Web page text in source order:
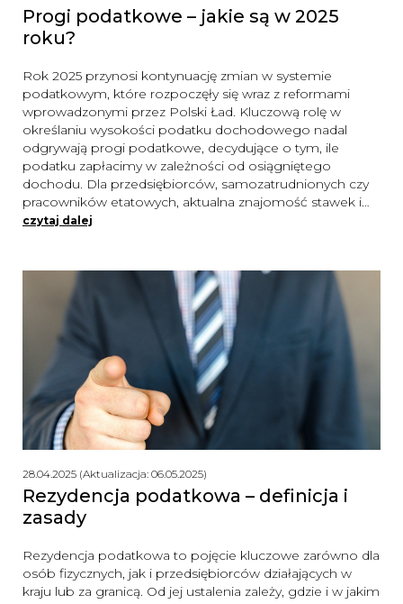
Progi podatkowe – jakie są w 2025
roku?
Rok 2025 przynosi kontynuację zmian w systemie
podatkowym, które rozpoczęły się wraz z reformami
wprowadzonymi przez Polski Ład. Kluczową rolę w
określaniu wysokości podatku dochodowego nadal
odgrywają progi podatkowe, decydujące o tym, ile
podatku zapłacimy w zależności od osiągniętego
dochodu. Dla przedsiębiorców, samozatrudnionych czy
pracowników etatowych, aktualna znajomość stawek i…
czytaj dalej
28.04.2025 (Aktualizacja: 06.05.2025)
Rezydencja podatkowa – definicja i
zasady
Rezydencja podatkowa to pojęcie kluczowe zarówno dla
osób fizycznych, jak i przedsiębiorców działających w
kraju lub za granicą. Od jej ustalenia zależy, gdzie i w jakim